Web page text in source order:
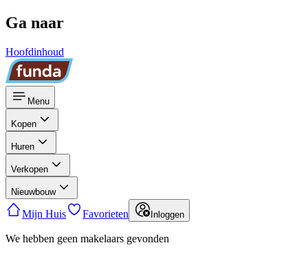
Ga naar
Hoofdinhoud
Menu
Kopen
Huren
Verkopen
Nieuwbouw
Mijn Huis Favorieten Inloggen
We hebben geen makelaars gevonden